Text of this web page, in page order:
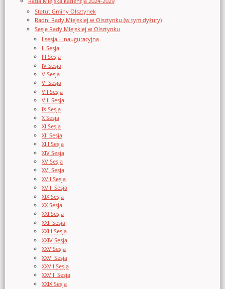
Statut Gminy Olsztynek
Radni Rady Miejskiej w Olsztynku (w tym dyżury)
Sesje Rady Miejskiej w Olsztynku
I sesja - inauguracyjna
II Sesja
III Sesja
IV Sesja
V Sesja
VI Sesja
VII Sesja
VIII Sesja
IX Sesja
X Sesja
XI Sesja
XII Sesja
XIII Sesja
XIV Sesja
XV Sesja
XVI Sesja
XVII Sesja
XVIII Sesja
XIX Sesja
XX Sesja
XXI Sesja
XXII Sesja
XXIII Sesja
XXIV Sesja
XXV Sesja
XXVI Sesja
XXVII Sesja
XXVIII Sesja
XXIX Sesja